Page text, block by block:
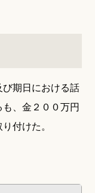
期日における話
、金２００万円
付けた。